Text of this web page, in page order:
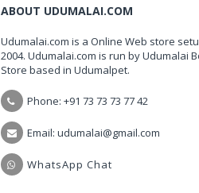
ABOUT UDUMALAI.COM
Udumalai.com is a Online Web store
2004. Udumalai.com is run by Udumalai
Store based in Udumalpet.
Phone: +91 73 73 73 77 42
Email: udumalai@gmail.com
WhatsApp Chat